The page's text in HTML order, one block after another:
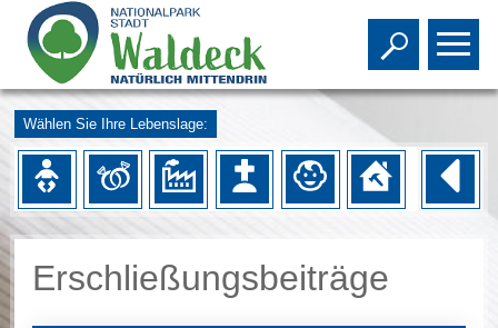
Toggle
Wählen Sie Ihre Lebenslage:
Erschließungsbeiträge